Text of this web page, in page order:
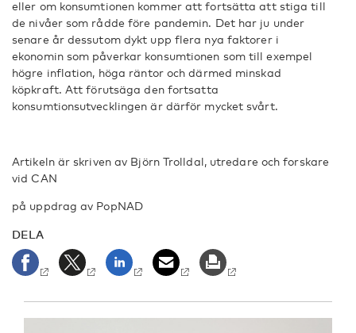
eller om konsumtionen kommer att fortsätta att stiga till
de nivåer som rådde före pandemin. Det har ju under
senare år dessutom dykt upp flera nya faktorer i
ekonomin som påverkar konsumtionen som till exempel
högre inflation, höga räntor och därmed minskad
köpkraft. Att förutsäga den fortsatta
konsumtionsutvecklingen är därför mycket svårt.
Artikeln är skriven av Björn Trolldal, utredare och forskare
vid CAN
på uppdrag av PopNAD
DELA